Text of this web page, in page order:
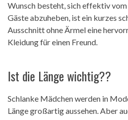
Wunsch besteht, sich effektiv
Gäste abzuheben, ist ein kurzes
Ausschnitt ohne Ärmel eine
Kleidung für einen Freund.
Ist die Länge wichtig??
Schlanke Mädchen werden in
Länge großartig aussehen. Aber